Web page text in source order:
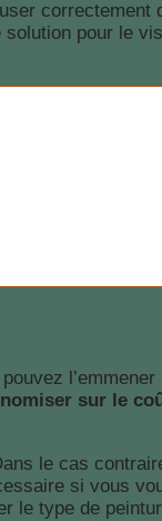
correctement
pour le
sur le
le cas
si vous
le type de